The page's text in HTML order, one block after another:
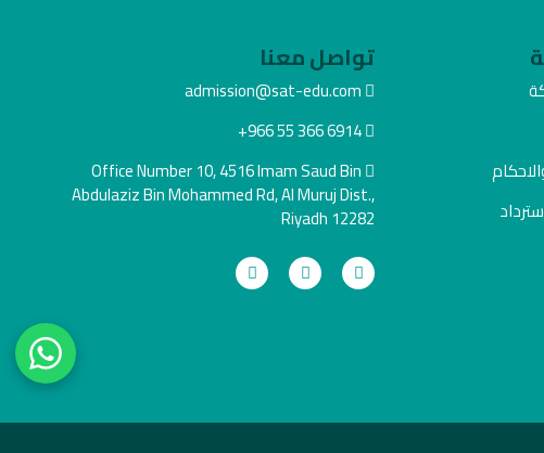
تواصل معنا
admission@sat-edu.com
+966 55 366 6914
Office Number 10, 4516 Imam Saud Bin
Abdulaziz Bin Mohammed Rd, Al Muruj Dist.,
Riyadh 12282